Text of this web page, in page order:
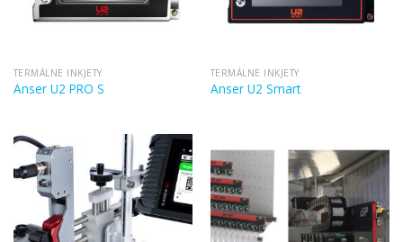
TERMÁLNE INKJETY
Anser U2 PRO S
TERMÁLNE INKJETY
Anser U2 Smart